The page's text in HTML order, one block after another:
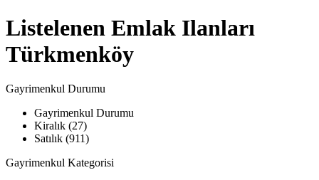
Listelenen Emlak Ilanları
Türkmenköy
Gayrimenkul Durumu
Gayrimenkul Durumu
Kiralık (27)
Satılık (911)
Gayrimenkul Kategorisi